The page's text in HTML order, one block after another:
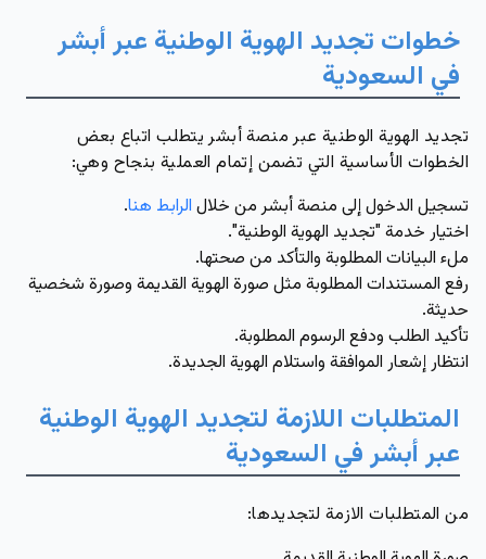
خطوات تجديد الهوية الوطنية عبر أبشر
في السعودية
تجديد الهوية الوطنية عبر منصة أبشر يتطلب اتباع بعض
الخطوات الأساسية التي تضمن إتمام العملية بنجاح وهي:
تسجيل الدخول إلى منصة أبشر من خلال الرابط هنا.
اختيار خدمة "تجديد الهوية الوطنية".
ملء البيانات المطلوبة والتأكد من صحتها.
رفع المستندات المطلوبة مثل صورة الهوية القديمة وصورة شخصية
حديثة.
تأكيد الطلب ودفع الرسوم المطلوبة.
انتظار إشعار الموافقة واستلام الهوية الجديدة.
المتطلبات اللازمة لتجديد الهوية الوطنية
عبر أبشر في السعودية
من المتطلبات الازمة لتجديدها: